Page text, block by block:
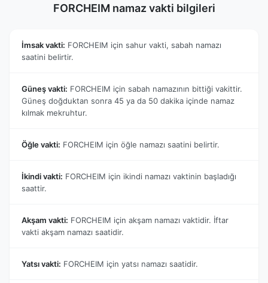
FORCHEIM namaz vakti bilgileri
İmsak vakti: FORCHEIM için sahur vakti, sabah namazı
saatini belirtir.
Güneş vakti: FORCHEIM için sabah namazının bittiği vakittir.
Güneş doğduktan sonra 45 ya da 50 dakika içinde namaz
kılmak mekruhtur.
Öğle vakti: FORCHEIM için öğle namazı saatini belirtir.
İkindi vakti: FORCHEIM için ikindi namazı vaktinin başladığı
saattir.
Akşam vakti: FORCHEIM için akşam namazı vaktidir. İftar
vakti akşam namazı saatidir.
Yatsı vakti: FORCHEIM için yatsı namazı saatidir.